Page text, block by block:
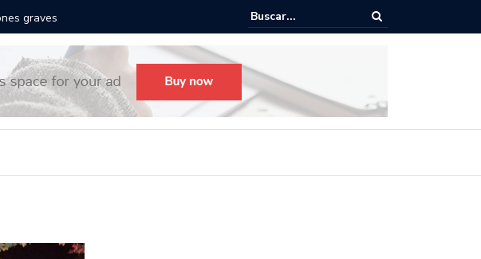
Todo listo para el Festival Desfile Día de Muertos 2025 en Guadalajara